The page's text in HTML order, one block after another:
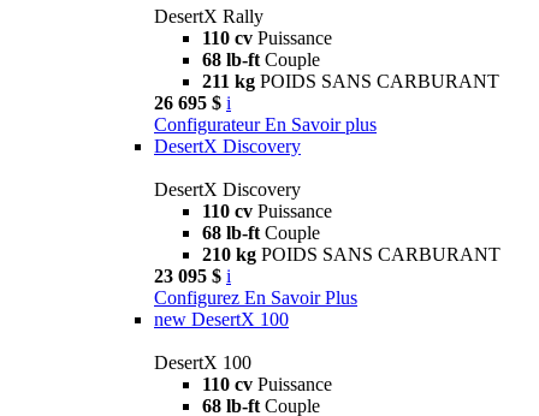
DesertX Rally
110 cv Puissance
68 lb-ft Couple
211 kg POIDS SANS CARBURANT
26 695 $ i
Configurateur En Savoir plus
DesertX Discovery
DesertX Discovery
110 cv Puissance
68 lb-ft Couple
210 kg POIDS SANS CARBURANT
23 095 $ i
Configurez En Savoir Plus
new DesertX 100
DesertX 100
110 cv Puissance
68 lb-ft Couple